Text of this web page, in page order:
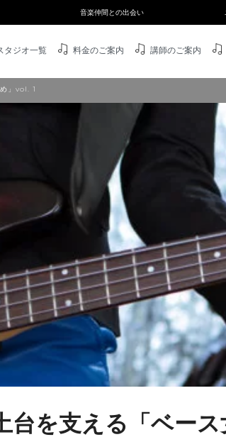
音楽仲間との出会い
タジオ一覧 料金のご案内 講師のご案内
」vol. 1
台を支える「ベー